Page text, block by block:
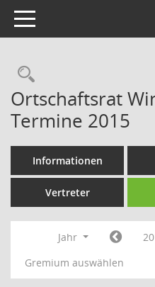
Toggle navigation
Ortschaftsrat
Termine 2015
Informationen
Vertreter
Jahr
Gremium auswählen